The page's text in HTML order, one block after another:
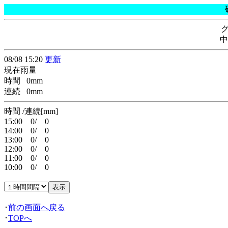
08/08 15:20 更新
現在雨量
時間 0mm
連続 0mm
時間 /連続[mm]
15:00 0/ 0
14:00 0/ 0
13:00 0/ 0
12:00 0/ 0
11:00 0/ 0
10:00 0/ 0
･前の画面へ戻る
･TOPへ